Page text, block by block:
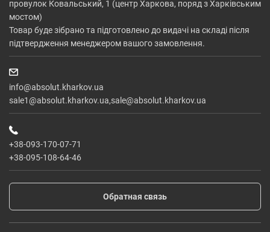
провулок Ковальський, 1 (центр Харкова, поряд з Харківським
мостом)
Товар буде зібрано та підготовлено до видачі на складі після
підтвердження менеджером вашого замовлення.
info@absolut.kharkov.ua
sale1@absolut.kharkov.ua,sale@absolut.kharkov.ua
+38-093-170-07-71
+38-095-108-64-46
Обратная связь